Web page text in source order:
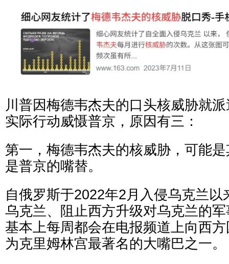
川普因梅德韦杰夫的口头核威胁就
实际行动威慑普京，原因有三：
第一，梅德韦杰夫的核威胁，可能
是普京的嘴替。
自俄罗斯于2022年2月入侵乌克兰
乌克兰、阻止西方升级对乌克兰的
基本上每周都会在电报频道上向西
为克里姆林宫最著名的大嘴巴之一。